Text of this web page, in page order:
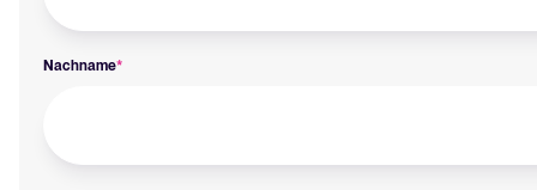
Nachname*